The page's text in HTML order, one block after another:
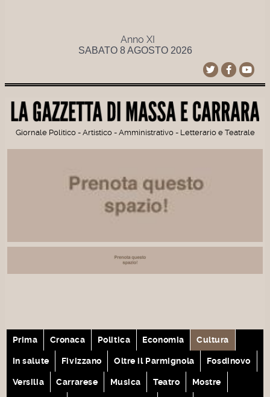
Anno XI
SABATO 8 AGOSTO 2026
Giornale Politico - Artistico - Amministrativo - Letterario e Teatrale
Prima Cronaca Politica Economia Cultura
In salute Fivizzano Oltre il Parmignola Fosdinovo
Versilia Carrarese Musica Teatro Mostre